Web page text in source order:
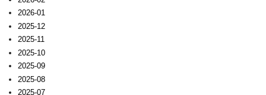
2026-01
2025-12
2025-11
2025-10
2025-09
2025-08
2025-07